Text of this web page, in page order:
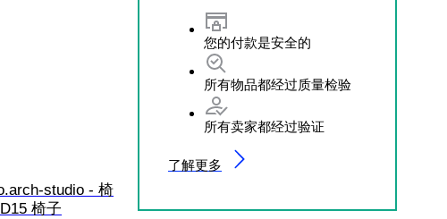
您的付款是安全的
所有物品都经过质量检验
所有卖家都经过验证
了解更多
studio - 椅
椅子